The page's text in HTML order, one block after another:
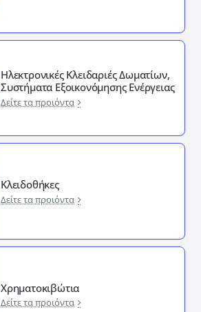
Ηλεκτρονικές Κλειδαριές Δωματίων,
Συστήματα Εξοικονόμησης Ενέργειας
Δείτε τα προιόντα
Κλειδοθήκες
Δείτε τα προιόντα
Χρηματοκιβώτια
Δείτε τα προιόντα